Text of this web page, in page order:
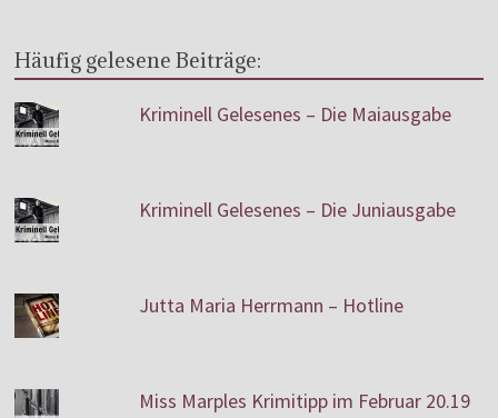
Häufig gelesene Beiträge:
Kriminell Gelesenes – Die Maiausgabe
Kriminell Gelesenes – Die Juniausgabe
Jutta Maria Herrmann – Hotline
Miss Marples Krimitipp im Februar 20.19